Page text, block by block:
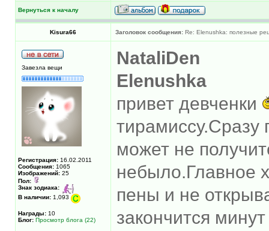
Вернуться к началу
Kisura66 Заголовок сообщения: Re: Elenushka: полезные
Завезла вещи
Регистрация: 16.02.2011
Сообщения: 1065
Изображений: 25
Пол:
Знак зодиака:
В наличии: 1,093
Награды: 10
Блог: Просмотр блога (22)
NataliDen
Elenushka
привет девченки
тирамиссу.Сразу
может не
небыло.Главное
пены и не
закончится